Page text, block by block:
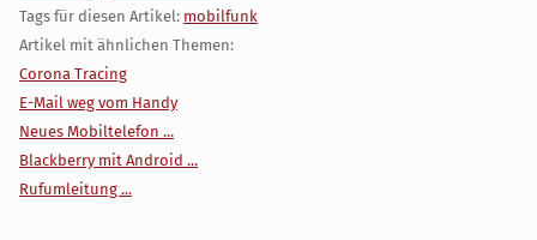
Tags für diesen Artikel: mobilfunk
Artikel mit ähnlichen Themen:
Corona Tracing
E-Mail weg vom Handy
Neues Mobiltelefon ...
Blackberry mit Android ...
Rufumleitung ...